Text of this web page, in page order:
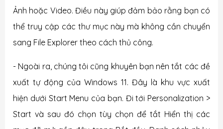
Ảnh hoặc Video. Điều này giúp đảm bảo rằng bạn có
thể truy cập các thư mục này mà không cần chuyển
sang File Explorer theo cách thủ công.
- Ngoài ra, chúng tôi cũng khuyên bạn nên tắt các đề
xuất tự động của Windows 11. Đây là khu vực xuất
hiện dưới Start Menu của bạn. Đi tới Personalization >
Start và sau đó chọn tùy chọn để tắt Hiển thị các